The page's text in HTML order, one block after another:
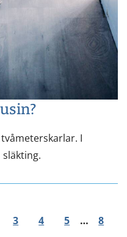
I
3 4 5 …
8